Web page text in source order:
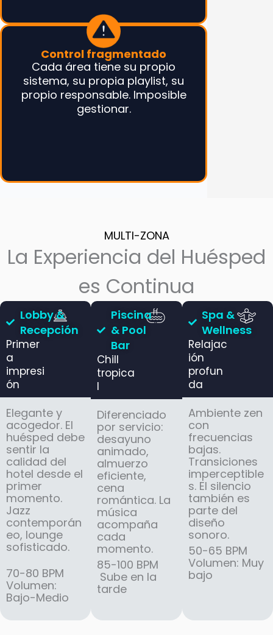
Control fragmentado
Cada área tiene su propio
sistema, su propia playlist, su
propio responsable. Imposible
gestionar.
MULTI-ZONA
La Experiencia del Huésped
es Continua
Lobby &
Recepción
Primer
a
impresi
ón
Elegante y
acogedor. El
huésped debe
sentir la
calidad del
hotel desde el
primer
momento.
Jazz
contemporán
eo, lounge
sofisticado.
70-80 BPM
Volumen:
Bajo-Medio
Piscina
& Pool
Bar
Chill
tropica
l
Diferenciado
por servicio:
desayuno
animado,
almuerzo
eficiente,
cena
romántica. La
música
acompaña
cada
momento.
85-100 BPM
Sube en la
tarde
Spa &
Wellness
Relajac
ión
profun
da
Ambiente zen
con
frecuencias
bajas.
Transiciones
imperceptible
s. El silencio
también es
parte del
diseño
sonoro.
50-65 BPM
Volumen: Muy
bajo